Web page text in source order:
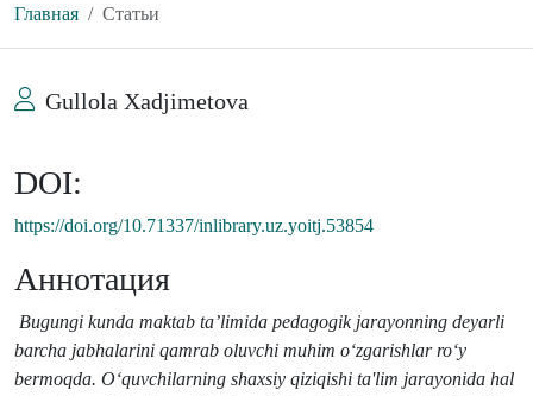
Главная Статьи
Gullola Xadjimetova
DOI:
https://doi.org/10.71337/inlibrary.uz.yoitj.53854
Аннотация
Bugungi kunda maktab ta’limida pedagogik jarayonning deyarli
barcha jabhalarini qamrab oluvchi muhim o‘zgarishlar ro‘y
bermoqda. Oʻquvchilarning shaxsiy qiziqishi ta'lim jarayonida hal